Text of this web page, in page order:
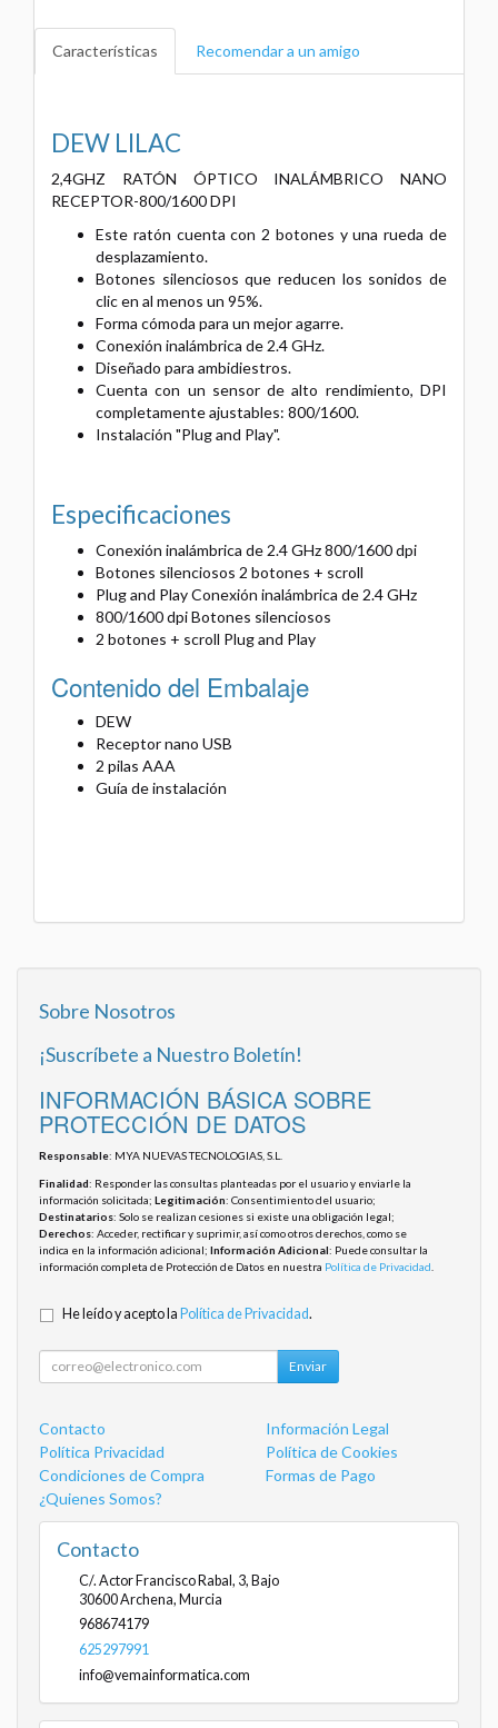
Características Recomendar a un amigo
DEW LILAC
2,4GHZ RATÓN ÓPTICO INALÁMBRICO NANO
RECEPTOR-800/1600 DPI
Este ratón cuenta con 2 botones y una rueda de
desplazamiento.
Botones silenciosos que reducen los sonidos de
clic en al menos un 95%.
Forma cómoda para un mejor agarre.
Conexión inalámbrica de 2.4 GHz.
Diseñado para ambidiestros.
Cuenta con un sensor de alto rendimiento, DPI
completamente ajustables: 800/1600.
Instalación "Plug and Play".
Especificaciones
Conexión inalámbrica de 2.4 GHz 800/1600 dpi
Botones silenciosos 2 botones + scroll
Plug and Play Conexión inalámbrica de 2.4 GHz
800/1600 dpi Botones silenciosos
2 botones + scroll Plug and Play
Contenido del Embalaje
DEW
Receptor nano USB
2 pilas AAA
Guía de instalación
Sobre Nosotros
¡Suscríbete a Nuestro Boletín!
INFORMACIÓN BÁSICA SOBRE
PROTECCIÓN DE DATOS
Responsable: MYA NUEVAS TECNOLOGIAS, S.L.
Finalidad: Responder las consultas planteadas por el usuario y enviarle la
información solicitada; Legitimación: Consentimiento del usuario;
Destinatarios: Solo se realizan cesiones si existe una obligación legal;
Derechos: Acceder, rectificar y suprimir, así como otros derechos, como se
indica en la información adicional; Información Adicional: Puede consultar la
información completa de Protección de Datos en nuestra Política de Privacidad
He leído y acepto la Política de Privacidad.
Enviar
Contacto
Información Legal
Política Privacidad
Política de Cookies
Condiciones de Compra
Formas de Pago
¿Quienes Somos?
Contacto
C/. Actor Francisco Rabal, 3, Bajo
30600Archena, Murcia
968674179
625297991
info@vemainformatica.com